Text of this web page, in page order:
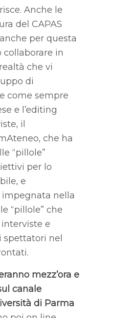
Anche le
del CAPAS
per questa
collaborare in
che vi
di
come sempre
e l’editing
il
che ha
“pillole”
per lo
e
impegnata nella
“pillole” che
e
spettatori nel
mezz’ora e
canale
di Parma